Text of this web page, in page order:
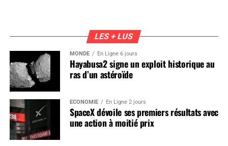
LES + LUS
MONDE En Ligne 6 jours
Hayabusa2 signe un exploit historique au
ras d’un astéroïde
ÉCONOMIE En Ligne 2 jours
SpaceX dévoile ses premiers résultats avec
une action à moitié prix